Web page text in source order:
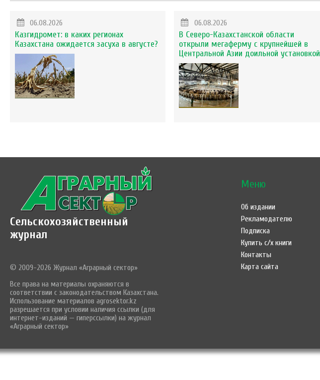
06.08.2026
Казгидромет: в каких регионах
Казахстана ожидается засуха в августе?
06.08.2026
В Северо-Казахстанской области
открыли мегаферму с крупнейшей в
Центральной Азии доильной установкой
Сельскохозяйственный
журнал
© 2009-2026 Журнал «Аграрный сектор»
Все права на материалы охраняются в
соответствии с законодательством Казахстана.
Использование материалов agrosektor.kz
разрешается при условии наличия ссылки (для
интернет-изданий — гиперссылки) на журнал
«Аграрный сектор»
Меню
Об издании
Рекламодателю
Подписка
Купить с/х книги
Контакты
Карта сайта